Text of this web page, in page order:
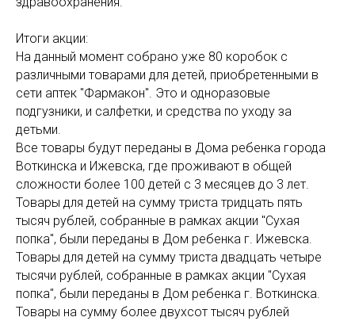
Итоги акции:
На данный момент собрано уже 80 коробок с
различными товарами для детей, приобретенными в
сети аптек "Фармакон". Это и одноразовые
подгузники, и салфетки, и средства по уходу за
детьми.
Все товары будут переданы в Дома ребенка города
Воткинска и Ижевска, где проживают в общей
сложности более 100 детей с 3 месяцев до 3 лет.
Товары для детей на сумму триста тридцать пять
тысяч рублей, собранные в рамках акции "Сухая
попка", были переданы в Дом ребенка г. Ижевска.
Товары для детей на сумму триста двадцать четыре
тысячи рублей, собранные в рамках акции "Сухая
попка", были переданы в Дом ребенка г. Воткинска.
Товары на сумму более двухсот тысяч рублей